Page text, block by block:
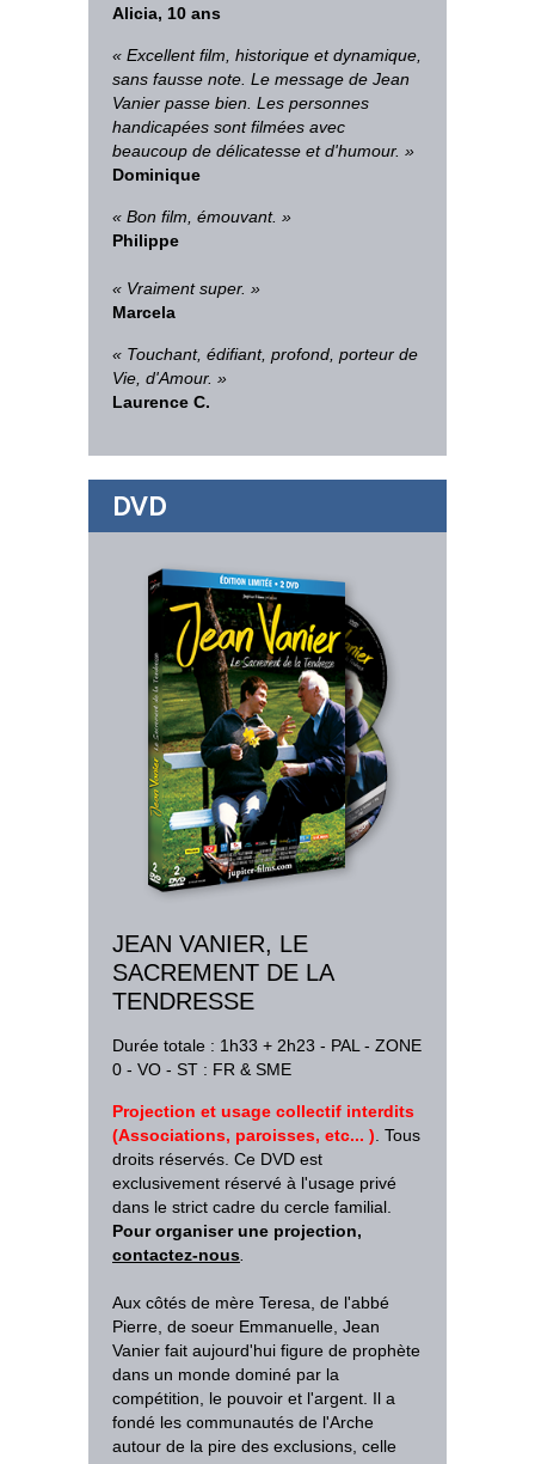
Alicia, 10 ans
« Excellent film, historique et dynamique,
sans fausse note. Le message de Jean
Vanier passe bien. Les personnes
handicapées sont filmées avec
beaucoup de délicatesse et d'humour. »
Dominique
« Bon film, émouvant. »
Philippe
« Vraiment super. »
Marcela
« Touchant, édifiant, profond, porteur de
Vie, d'Amour. »
Laurence C.
DVD
JEAN VANIER, LE
SACREMENT DE LA
TENDRESSE
Durée totale : 1h33 + 2h23 - PAL - ZONE
0 - VO - ST : FR & SME
Projection et usage collectif interdits
(Associations, paroisses, etc... ) . Tous
droits réservés. Ce DVD est
exclusivement réservé à l'usage privé
dans le strict cadre du cercle familial.
Pour organiser une projection,
contactez-nous
Aux côtés de mère Teresa, de l'abbé
Pierre, de soeur Emmanuelle, Jean
Vanier fait aujourd'hui figure de prophète
dans un monde dominé par la
compétition, le pouvoir et l'argent. Il a
fondé les communautés de l'Arche
autour de la pire des exclusions, celle